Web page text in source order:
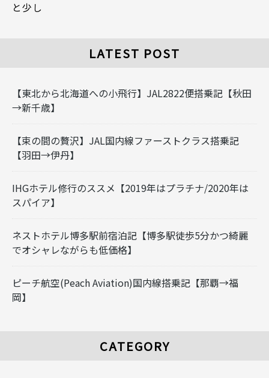
と少し
LATEST POST
【東北から北海道への小飛行】JAL2822便搭乗記【秋田
→新千歳】
【束の間の贅沢】JAL国内線ファーストクラス搭乗記
【羽田→伊丹】
IHGホテル修行のススメ【2019年はプラチナ/2020年は
スパイア】
ネストホテル博多駅前宿泊記【博多駅徒歩5分かつ綺麗
でオシャレながらも低価格】
ピーチ航空(Peach Aviation)国内線搭乗記【那覇→福
岡】
CATEGORY